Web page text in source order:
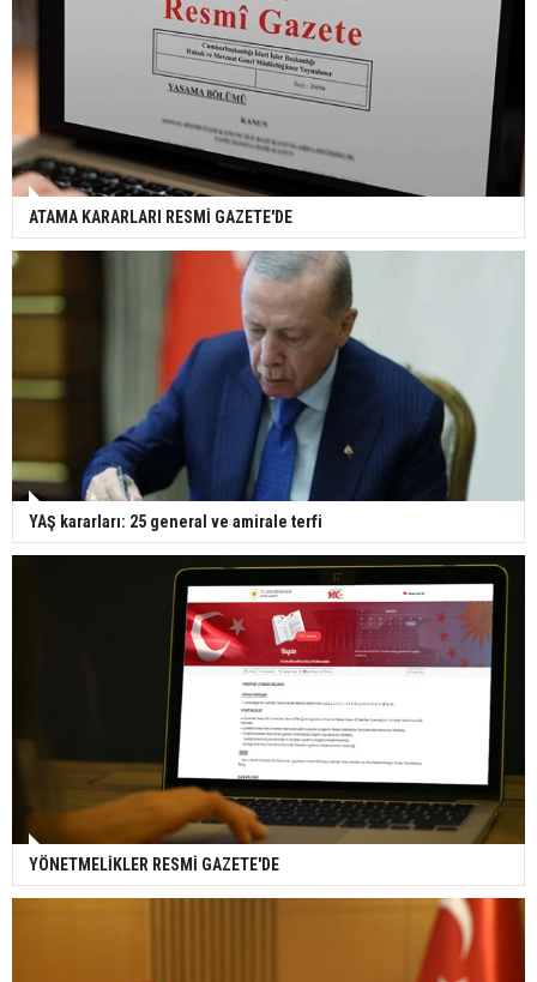
ATAMA KARARLARI RESMİ GAZETE'DE
YAŞ kararları: 25 general ve amirale terfi
YÖNETMELİKLER RESMİ GAZETE'DE